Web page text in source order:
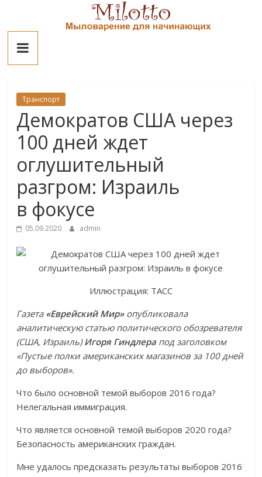
contentМилотто
Транспорт
Демократов США через
100 дней ждет
оглушительный
разгром: Израиль
в фокусе
05.09.2020 admin
Иллюстрация: ТАСС
Газета «Еврейский Мир»опубликовала
аналитическую статью политического обозревателя
(США, Израиль)Игоря Гиндлера под заголовком
«Пустые полки американских магазинов за 100 дней
до выборов».
Что было основной темой выборов 2016 года?
Нелегальная иммиграция.
Что является основной темой выборов 2020 года?
Безопасность американских граждан.
Мне удалось предсказать результаты выборов 2016